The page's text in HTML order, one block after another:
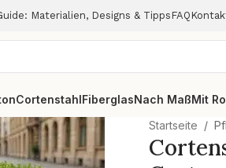
Materialien, Designs & Tipps FAQ
CortenstahlFiberglasNach MaßMit
Startseite /